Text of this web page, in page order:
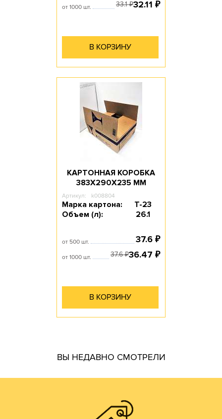
от 1000 шт. 33.1₽32.11 ₽
В КОРЗИНУ
КАРТОННАЯ КОРОБКА
383Х290Х235 ММ
Артикул: k008804
Марка картона:
Т-23
Объем (л):
26.1
от 500 шт. 37.6 ₽
от 1000 шт. 37.6₽36.47 ₽
В КОРЗИНУ
ВЫ НЕДАВНО СМОТРЕЛИ
Цены на гофротару нашего производства всегда ниже,
чем у посредников или переработчиков, так как сырье
производства готовой продукции осуществляем
производить практически все возможные виды и типы
гофротары.